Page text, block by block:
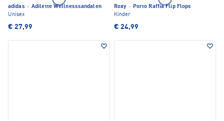
adidas · Adilette Wellnesssandalen
Unisex
€ 27,99
Roxy · Porto Raffia Flip Flops
Kinder
€ 24,99